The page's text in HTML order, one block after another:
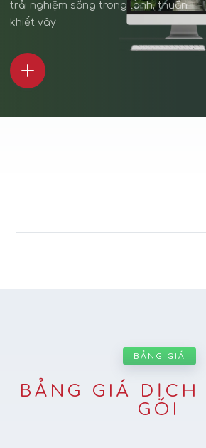
trải nghiệm sống trong lành, thuần
khiết vây
BẢNG GIÁ
BẢNG GIÁ DỊCH
GÓI